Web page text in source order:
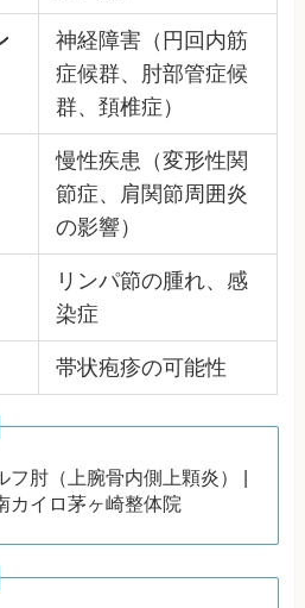
神経障害（円回内筋
症候群、肘部管症候
群、頚椎症）
慢性疾患（変形性関
節症、肩関節周囲炎
の影響）
リンパ節の腫れ、感
染症
帯状疱疹の可能性
フ肘（上腕骨内側上顆炎） |
カイロ茅ヶ崎整体院